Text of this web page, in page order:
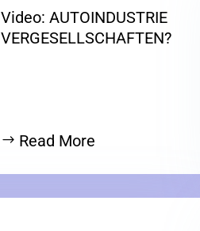
Video: AUTOINDUSTRIE
VERGESELLSCHAFTEN?
Read More